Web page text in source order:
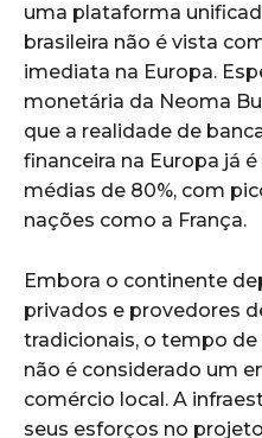
uma plataforma
brasileira não é vista
imediata na Europa.
monetária da Neoma
que a realidade de
financeira na Europa já
médias de 80%, com
nações como a França.
Embora o continente
privados e provedores
tradicionais, o tempo
não é considerado um
comércio local. A
seus esforços no